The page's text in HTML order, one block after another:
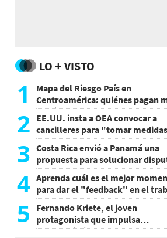
LO + VISTO
1
Mapa del Riesgo País en
Centroamérica: quiénes pagan
y cuáles mejoraron
2 EE.UU. insta a OEA convocar a
cancilleres para "tomar
sobre Nicaragua
3 Costa Rica envió a Panamá una
propuesta para solucionar
comercial
4 Aprenda cuál es el mejor
para dar el "feedback" en el
5
Fernando Kriete, el joven
protagonista que impulsa
emprendimientos y talentos